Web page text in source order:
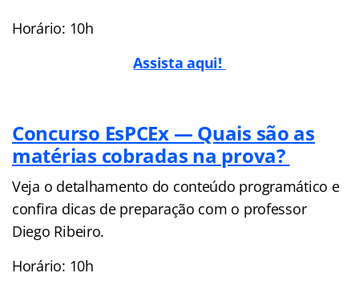
Horário: 10h
Assista aqui!
Concurso EsPCEx — Quais são as
matérias cobradas na prova?
Veja o detalhamento do conteúdo programático e
confira dicas de preparação com o professor
Diego Ribeiro.
Horário: 10h